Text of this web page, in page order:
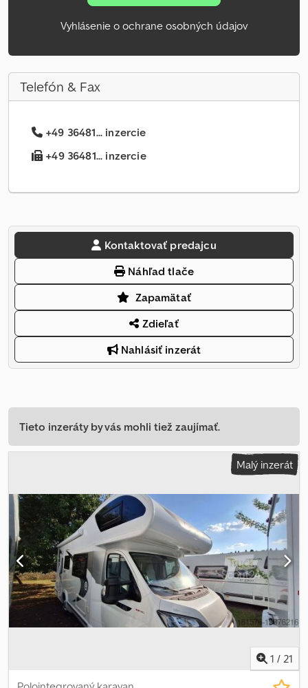
Vyhlásenie o ochrane osobných údajov
Telefón & Fax
+49 36481... inzercie
+49 36481... inzercie
Kontaktovať predajcu
Náhľad tlače
Zapamätať
Zdieľať
Nahlásiť inzerát
Tieto inzeráty by vás mohli tiež zaujímať.
Malý inzerát
1 / 21